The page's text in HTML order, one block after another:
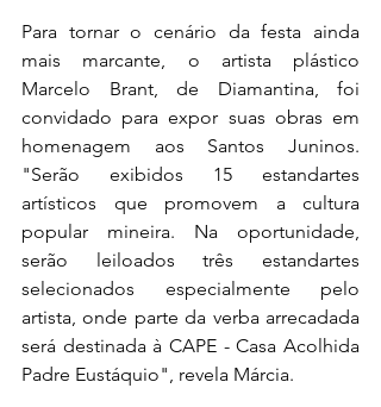
Para tornar o cenário da festa ainda
mais marcante, o artista plástico
Marcelo Brant, de Diamantina, foi
convidado para expor suas obras em
homenagem aos Santos Juninos.
"Serão exibidos 15 estandartes
artísticos que promovem a cultura
popular mineira. Na oportunidade,
serão leiloados três estandartes
selecionados especialmente pelo
artista, onde parte da verba arrecadada
será destinada à CAPE - Casa Acolhida
Padre Eustáquio", revela Márcia.